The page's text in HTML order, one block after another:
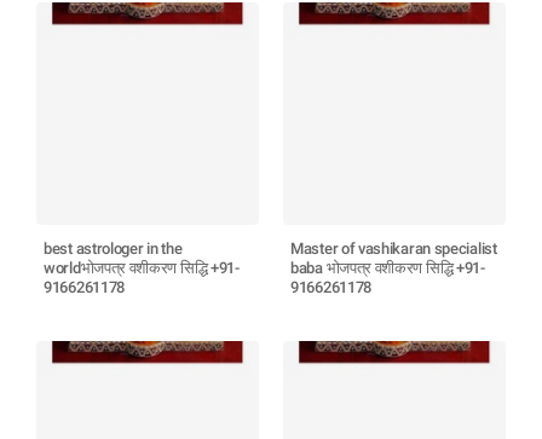
best astrologer in the
worldभोजपत्र वशीकरण सिद्धि +91-
9166261178
Master of vashikaran specialist
baba भोजपत्र वशीकरण सिद्धि +91-
9166261178